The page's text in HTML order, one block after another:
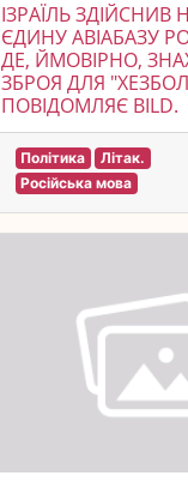
ІЗРАЇЛЬ ЗДІЙСНИВ
ЄДИНУ АВІАБАЗУ
ДЕ, ЙМОВІРНО,
ЗБРОЯ ДЛЯ
ПОВІДОМЛЯЄ BILD.
Політика
Літак.
Російська мова